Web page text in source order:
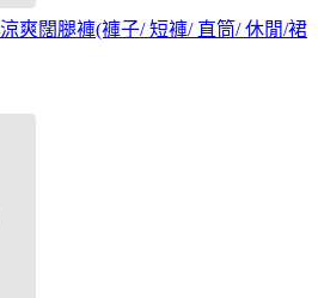
爽闊腿褲(褲子/ 短褲/ 直筒/ 休閒/裙